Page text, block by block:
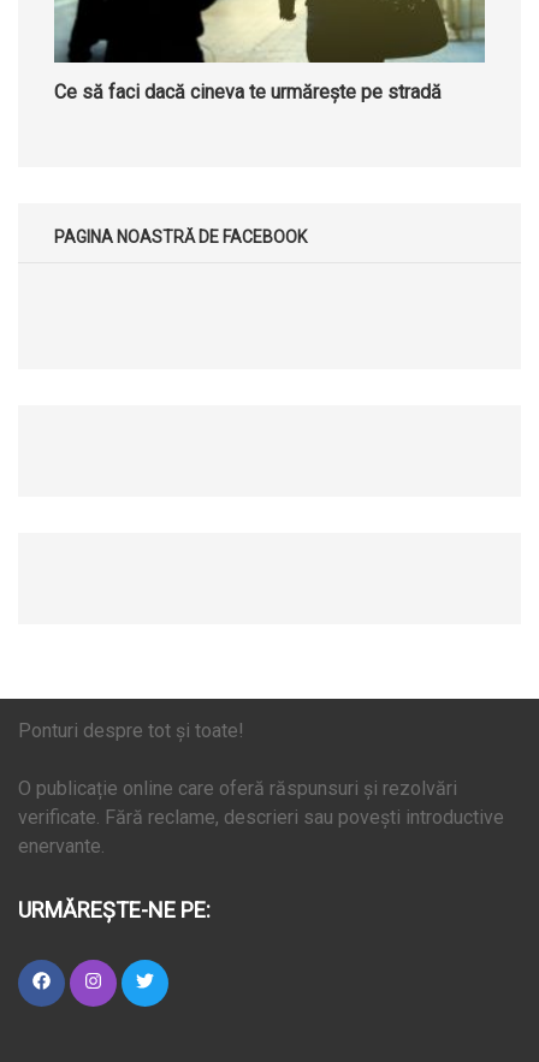
Ce să faci dacă cineva te urmărește pe stradă
PAGINA NOASTRĂ DE FACEBOOK
Ponturi despre tot și toate!
O publicație online care oferă răspunsuri și rezolvări
verificate. Fără reclame, descrieri sau povești introductive
enervante.
URMĂREȘTE-NE PE: